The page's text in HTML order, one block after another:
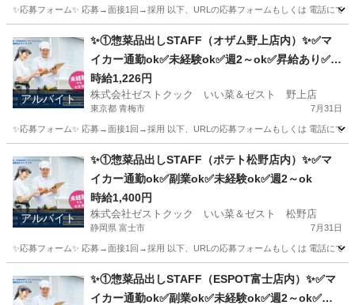
✨応募フォーム✨ 応募→面接1回→採用 以下、URLの応募フォームもしくは 電話にて
キッチン
アルバイト
✨①惣菜品出しSTAFF（オザム野上店内）✨✅マ
イカー通勤ok✅未経験ok✅週2～ok✅昇給あり✅扶
養内ok
時給1,226円
株式会社ゼストクック いい菜＆ゼスト 野上店
東京都 青梅市 7月31日
✨応募フォーム✨ 応募→面接1回→採用 以下、URLの応募フォームもしくは 電話にて
キッチン スタッフ
アルバイト
✨①惣菜品出しSTAFF（ポテト松野店内）✨✅マ
イカー通勤ok✅副業ok✅未経験ok✅週2～ok
時給1,400円
株式会社ゼストクック いい菜＆ゼスト 松野店
静岡県 富士市 7月31日
✨応募フォーム✨ 応募→面接1回→採用 以下、URLの応募フォームもしくは 電話にて
キッチン ポテト
✨①惣菜品出しSTAFF（ESPOT富士店内）✨✅マ
イカー通勤ok✅副業ok✅未経験ok✅週2～ok✅昇